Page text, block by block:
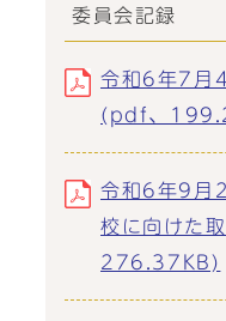
委員会記録
令和6年7月
(pdf、
令和6年9月
校に向けた
276.37KB)